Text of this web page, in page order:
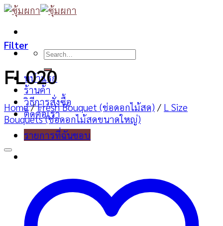
Skip
content
Search
หน้าแรก
ร้านค้า
วิธีการสั่งซื้อ
ติดต่อเรา
รายการที่ฉันชอบ
Filter
FL020
Home / Fresh Bouquet (ช่อดอกไม้สด) / L Size
Bouquets (ช่อดอกไม้สดขนาดใหญ่)